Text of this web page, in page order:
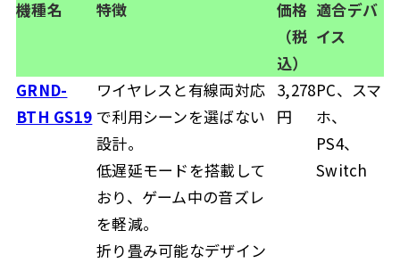
機種名 特徴
価格
（税
込）
適合デバ
イス
GRND-
BTH GS19
ワイヤレスと有線両対応
で利用シーンを選ばない
設計。
低遅延モードを搭載して
おり、ゲーム中の音ズレ
を軽減。
折り畳み可能なデザイン
3,278
円
PC、スマ
ホ、
PS4、
Switch